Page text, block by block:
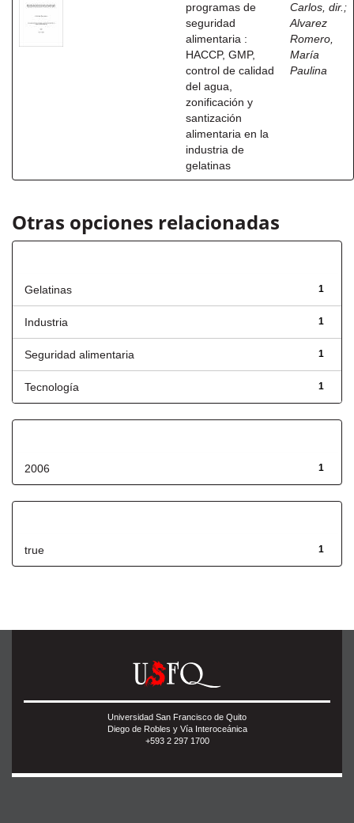
programas de
seguridad
alimentaria :
HACCP, GMP,
control de calidad
del agua,
zonificación y
santización
alimentaria en la
industria de
gelatinas
Carlos, dir. ;
Alvarez
Romero,
María
Paulina
Otras opciones relacionadas
1
Gelatinas
1
Industria
1
Seguridad alimentaria
1
Tecnología
1
2006
1
true
Universidad San Francisco de Quito
Diego de Robles y Vía Interoceánica
+593 2 297 1700